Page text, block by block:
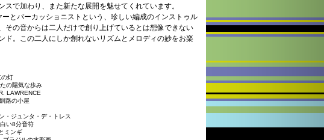
スで加わり、また新たな展開を魅せてくれています。
とパーカッショニストという、珍しい編成のインストゥル
その音からは二人だけで創り上げているとは想像できない
ド。この二人にしか創れないリズムとメロディの妙をお楽
灯
の陽気な歩み
LAWRENCE
路の小屋
・ジュンタ・デ・トレス
い8分音符
ミンギ